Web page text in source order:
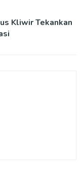
Kliwir Tekankan